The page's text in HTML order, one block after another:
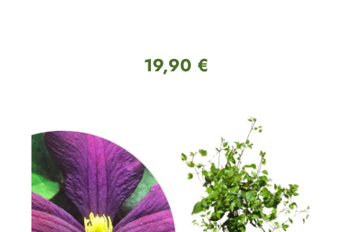
Regulärer Preis:
19,90 €